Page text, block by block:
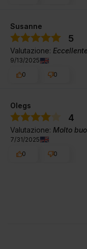
Susanne
5
Valutazione: Eccellente
9/13/2025
0
0
Olegs
4
Valutazione: Molto
7/31/2025
0
0